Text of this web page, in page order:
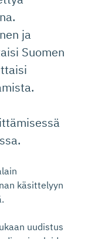
ja
Suomen
käsittelyyn
uudistus